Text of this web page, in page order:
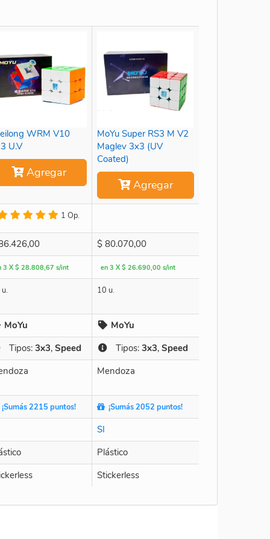
WRM V10
U.V
Agregar
MoYu Super RS3 M V2
Maglev 3x3 (UV
Coated)
Agregar
1 Op.
$ 80.070,00
3 X $ 28.808,67 s/int en 3 X $ 26.690,00 s/int
10 u.
MoYu
MoYu
Tipos: 3x3, Speed Tipos: 3x3, Speed
Mendoza
2215 puntos! ¡Sumás 2052 puntos!
SI
Plástico
Stickerless